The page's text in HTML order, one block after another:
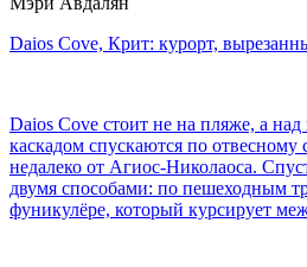
Daios Cove, Крит: курорт,
Daios Cove стоит не на пляже, а
каскадом спускаются по
недалеко от Агиос-Николаоса.
двумя способами: по пешеходным
фуникулёре, который курсирует